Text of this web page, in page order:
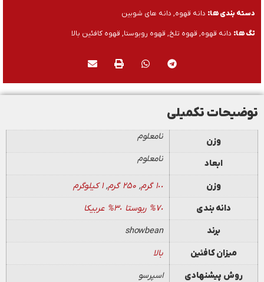
دسته بندی ها: دانه قهوه, دانه های شوبین
تگ ها: دانه قهوه, قهوه تلخ, قهوه روبوستا, قهوه کافئین بالا
توضیحات تکمیلی
وزن نامعلوم
ابعاد نامعلوم
وزن ١٠٠ گرم ,۲۵۰ گرم ,۱ کیلوگرم
دانه بندی
٧٠% ربوستا ٣٠% عربیکا
برند
showbean
میزان کافئین
بالا
روش پیشنهادی
اسپرسو